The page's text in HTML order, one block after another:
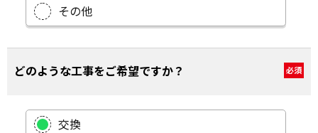
その他
どのような工事をご希望ですか？ 必須
交換